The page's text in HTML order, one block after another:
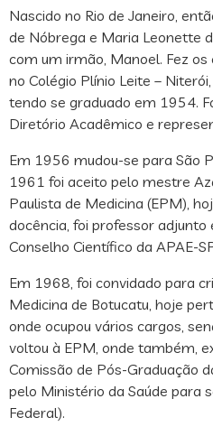
Nascido no Rio de Janeiro,
de Nóbrega e Maria Leonette
com um irmão, Manoel. Fez
no Colégio Plínio Leite –
tendo se graduado em 1954.
Diretório Acadêmico e
Em 1956 mudou-se para São
1961 foi aceito pelo mestre
Paulista de Medicina (EPM),
docência, foi professor
Conselho Científico da APAE-
Em 1968, foi convidado para
Medicina de Botucatu, hoje
onde ocupou vários cargos,
voltou à EPM, onde também,
Comissão de Pós-Graduação
pelo Ministério da Saúde para
Federal).